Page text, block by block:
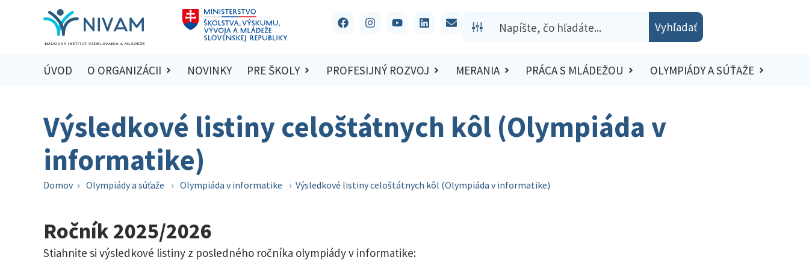
Vyhľadať
ÚVOD O ORGANIZÁCII NOVINKY PRE ŠKOLY PROFESIJNÝ ROZVOJ MERANIA PRÁCA S MLÁDEŽOU OLYMPIÁDY A SÚŤAŽE
Výsledkové listiny celoštátnych kôl (Olympiáda v
informatike)
Domov › Olympiády a súťaže › Olympiáda v informatike › Výsledkové listiny celoštátnych kôl (Olympiáda v informatike)
Ročník 2025/2026
Stiahnite si výsledkové listiny z posledného ročníka olympiády v informatike: